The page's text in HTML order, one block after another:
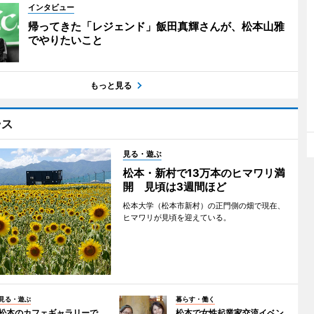
インタビュー
帰ってきた「レジェンド」飯田真輝さんが、松本山雅
でやりたいこと
もっと見る
見る・遊ぶ
松本・新村で13万本のヒマワリ満
開 見頃は3週間ほど
松本大学（松本市新村）の正門側の畑で現在、
ヒマワリが見頃を迎えている。
見る・遊ぶ 暮らす・働く